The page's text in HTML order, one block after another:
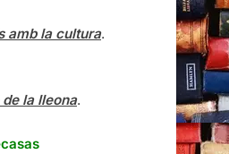
amb la cultura.
la lleona.